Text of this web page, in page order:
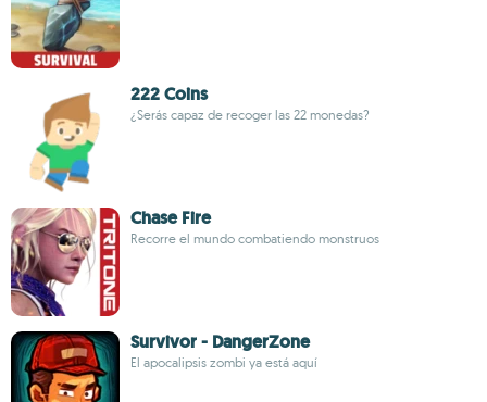
222 Coins
¿Serás capaz de recoger las 22 monedas?
Chase Fire
Recorre el mundo combatiendo monstruos
Survivor - DangerZone
El apocalipsis zombi ya está aquí